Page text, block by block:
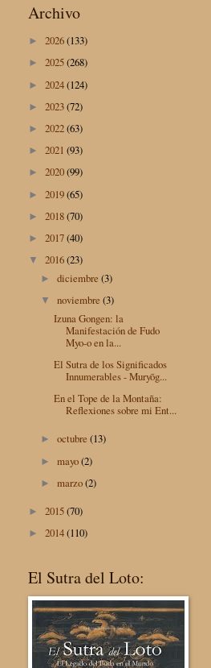
Archivo
► 2026(133)
► 2025(268)
► 2024(124)
► 2023(72)
► 2022(63)
► 2021 (93)
► 2020(99)
► 2019(65)
► 2018(70)
► 2017(40)
▼ 2016(23)
►diciembre(3)
▼noviembre(3)
Izuna Gongen: la
Manifestación de Fudo
Myo-o en la...
El Sutra de los Significados
Innumerables - Muryōg...
En el Tope de la Montaña:
Reflexiones sobre mi Ent...
►octubre(13)
►mayo(2)
►marzo(2)
► 2015(70)
► 2014(110)
El Sutra del Loto: